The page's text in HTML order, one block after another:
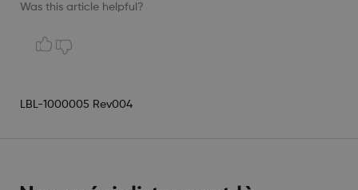
Was this article helpful?
LBL-1000005 Rev004